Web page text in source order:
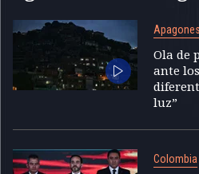
Ola de
ante
luz”
Colombia